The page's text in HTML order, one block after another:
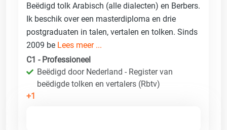
Beëdigd tolk Arabisch (alle dialecten) en Berbers.
Ik beschik over een masterdiploma en drie
postgraduaten in talen, vertalen en tolken. Sinds
2009 be Lees meer ...
C1 - Professioneel
Beëdigd door Nederland - Register van
beëdigde tolken en vertalers (Rbtv)
+1